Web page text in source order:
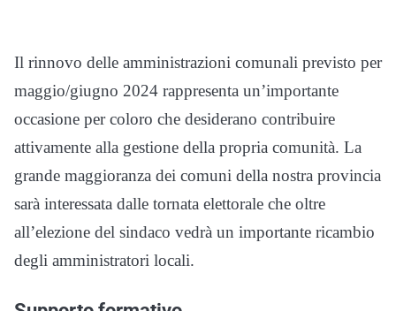
Il rinnovo delle amministrazioni comunali previsto per
maggio/giugno 2024 rappresenta un’importante
occasione per coloro che desiderano contribuire
attivamente alla gestione della propria comunità. La
grande maggioranza dei comuni della nostra provincia
sarà interessata dalle tornata elettorale che oltre
all’elezione del sindaco vedrà un importante ricambio
degli amministratori locali.